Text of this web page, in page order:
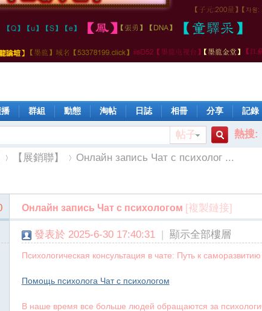
播 群組 動態 淘帖 日誌 相冊 分享 記錄
帖子
搜
索
熱搜:
›
【展銷聯】
›
Онлайн запись Чат с психолог ...
Онлайн запись Чат с психологом [複製鏈接]
發表於 2025-6-30 17:40:31 | 顯示全部樓層
Психологическая консультация в чате: Путь к саморазвитию
Помощь психолога Чат с психологом
В наше время все больше людей обращаются за